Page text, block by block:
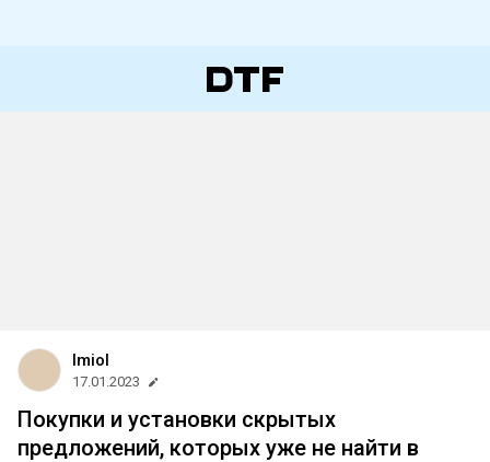
lmiol
17.01.2023
Покупки и установки скрытых
предложений, которых уже не найти в